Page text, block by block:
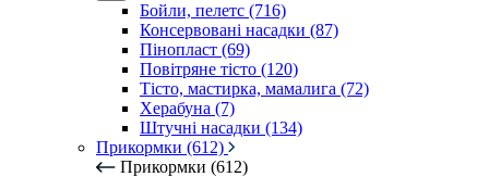
Бойли, пелетс (716)
Консервовані насадки (87)
Пінопласт (69)
Повітряне тісто (120)
Тісто, мастирка, мамалига (72)
Херабуна (7)
Штучні насадки (134)
Прикормки (612)
Прикормки (612)